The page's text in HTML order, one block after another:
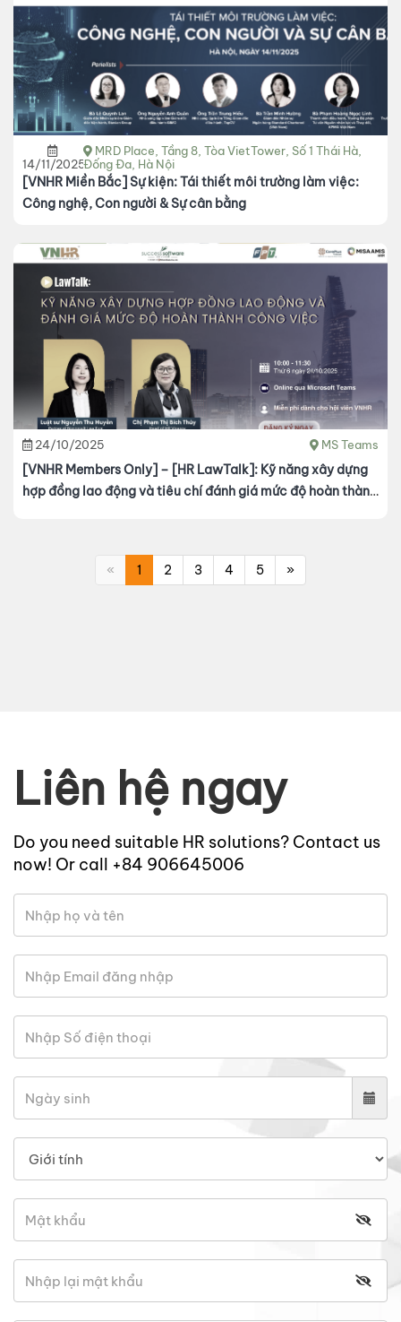
14/11/2025
MRD Place, Tầng 8, Tòa VietTower, Số 1 Thái Hà,
Đống Đa, Hà Nội
[VNHR Miền Bắc] Sự kiện: Tái thiết môi trường làm việc:
Công nghệ, Con người & Sự cân bằng
24/10/2025 MS Teams
[VNHR Members Only] – [HR LawTalk]: Kỹ năng xây dựng
hợp đồng lao động và tiêu chí đánh giá mức độ hoàn thành
« 1 2 3 4 5 »
Liên hệ ngay
Do you need suitable HR solutions? Contact us
now! Or call +84 906645006